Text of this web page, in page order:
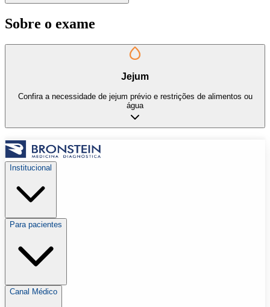
Sobre o exame
Jejum
Confira a necessidade de jejum prévio e restrições de alimentos ou
água
Institucional
Para pacientes
Canal Médico